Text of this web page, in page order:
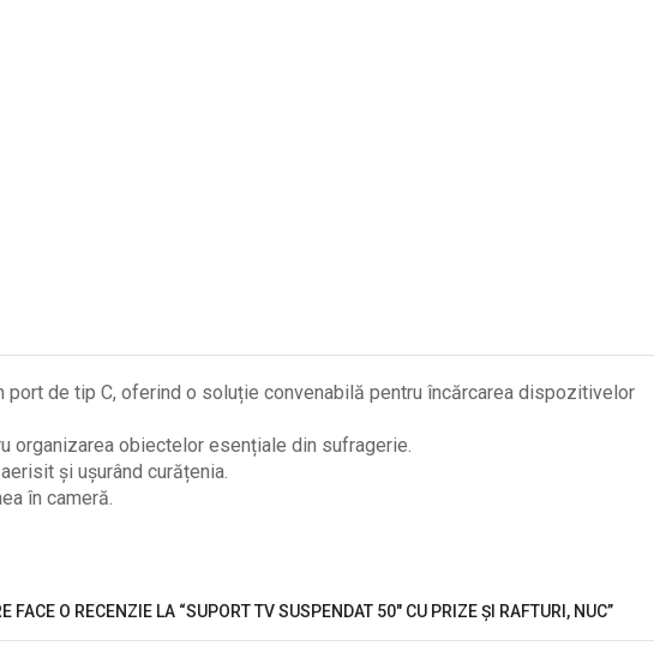
de tip C, oferind o soluție convenabilă pentru încărcarea dispozitivelor
organizarea obiectelor esențiale din sufragerie.
și ușurând curățenia.
în cameră.
FACE O RECENZIE LA “SUPORT TV SUSPENDAT 50″ CU PRIZE ȘI RAFTURI, NUC”